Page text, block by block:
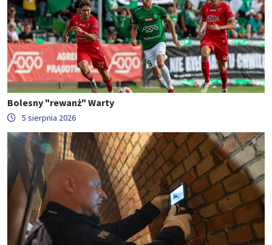
Bolesny "rewanż" Warty
5 sierpnia 2026